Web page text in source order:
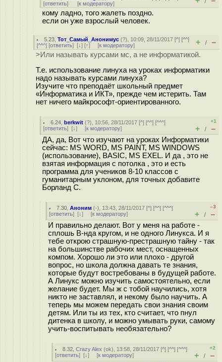
[ответить] [к модератору]
кому ладно, того жалеть поздно.
если он уже взрослый человек.
5.23 ,Тот_Самый_Анонимус (?), 10:09, 28/11/2017 [^] [^^]
[^^^] [ответить] [↓] [↑] [к модератору] + / –
>Или называть курсами мс, а не информатикой.
Т.е. использование линуха на уроках информатики
надо называть курсами линуха?
Изучите что преподаёт школьный предмет
«Информатика и ИКТ», прежде чем истерить. Там
нет ничего майкрософт-ориентированного.
6.24 ,berkwit (?), 10:56, 28/11/2017 [^] [^^] [^^^]
[ответить] [↓] [к модератору]
+1
+ / –
ДА, да, Вот что изучают на уроках Информатики
сейчас: MS WORD, MS PAINT, MS WINDOWS
(использование), BASIC, MS EXEL. И да , это не
взятая информация с потолка , это и есть
программа для учеников 8-10 классов с
гуманитарным уклоном, для точных добавите
Борланд С.
7.30 ,Аноним (-), 13:43, 28/11/2017 [^] [^^] [^^^]
[ответить] [↓] [к модератору]
–3
+ / –
И правильно делают. Вот у меня на работе -
сплошь В-нда кругом, и не одного Линукса. И я
тебе открою страшную-престрашную тайну - так
на большинстве рабочих мест, оснащенных
компом. Хорошо ли это или плохо - другой
вопрос, но школа должна давать те знания,
которые будут востребованы в будущей работе.
А Линукс можно изучить самостоятельно, если
желание будет. Мы ж с тобой научились, хотя
никто не заставлял, и некому было научить. А
теперь мы можем передать свои знания своим
детям. Или ты из тех, кто считает, что пнул
дитенка в школу, и можно умывать руки, самому
учить-воспитывать необязательно?
8.32 ,Crazy Alex (ok), 13:58, 28/11/2017 [^] [^^] [^^^]
[ответить] [↓] [к модератору]
+2
+ / –